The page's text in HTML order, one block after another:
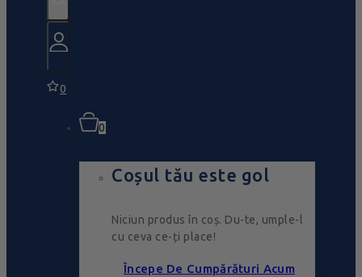
0
0
Coșul tău este gol
Niciun produs în coș. Du-te, umple-l
cu ceva ce-ți place!
Începe De Cumpărături Acum